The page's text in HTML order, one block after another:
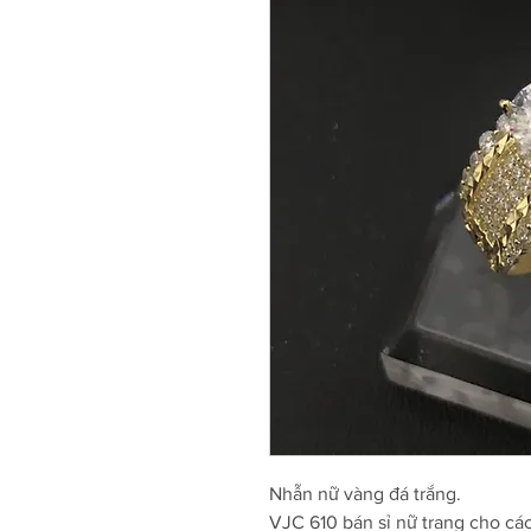
Nhẫn nữ vàng đá trắng.
VJC 610 bán sỉ nữ trang cho